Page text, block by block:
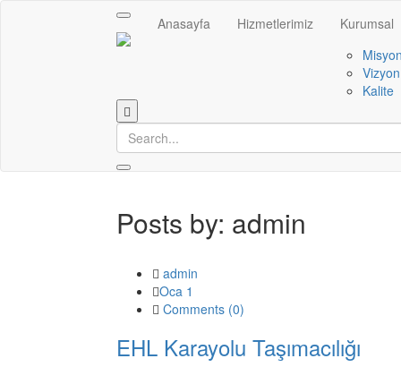
Toggle
navigation
Anasayfa Hizmetlerimiz
Kurumsal
Vizyon
Kalite
Posts by: admin
admin
Oca 1
Comments (0)
EHL Karayolu Taşımacılığı